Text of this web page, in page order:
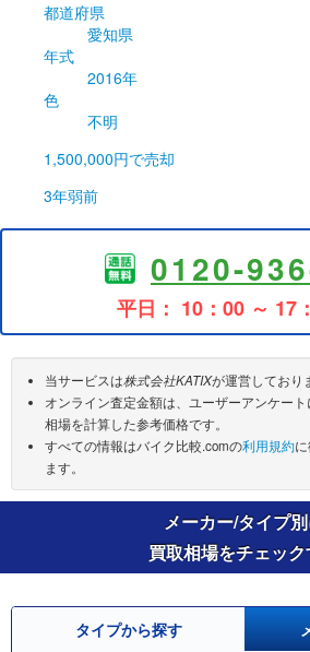
都道府県
愛知県
年式
2016年
色
不明
1,500,000円で売却
3年弱前
0120-
平日： 10：00 ～ 17
当サービスは株式会社KATIXが運営しており
オンライン査定金額は、ユーザーアンケー
相場を計算した参考価格です。
すべての情報はバイク比較.comの利用規約
ます。
メーカー/タイプ
買取相場をチェック
タイプから探す